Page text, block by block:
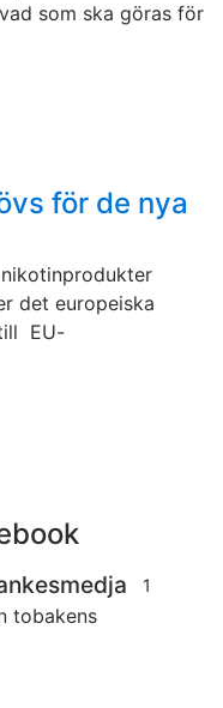
som ska göras för
för de nya
det europeiska
EU-
1
tobakens